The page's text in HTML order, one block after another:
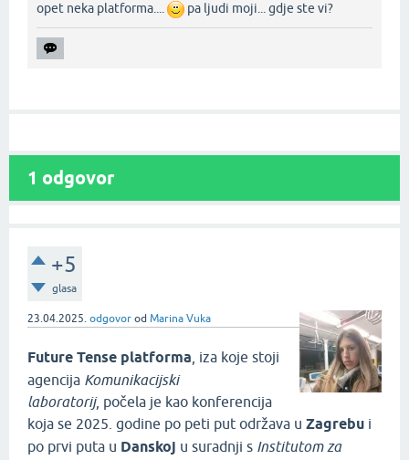
opet neka platforma.... pa ljudi moji... gdje ste vi?‌
1 odgovor
+5
glasa
23.04.2025. odgovor od Marina Vuka
Future Tense platforma , iza koje stoji
agencija Komunikacijski
laboratorij, počela je kao konferencija
koja se 2025. godine po peti put održava u Zagrebu i
po prvi puta u Danskoj u suradnji s Institutom za